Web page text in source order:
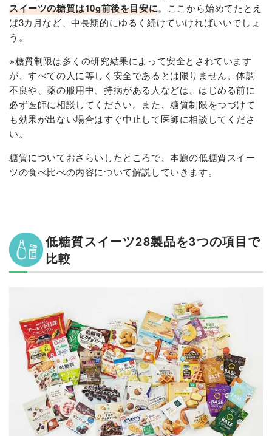
スイーツの糖質は10g前後を目安に。ここから始めてたとえ
ば3カ月など、中長期的にゆるく続けていければいいでしょ
う。
※糖質制限は多くの研究結果によって安全とされています
が、すべての人に等しく安全であるとは限りません。体調
不良や、薬の服用中、持病がある人などは、はじめる前に
必ず医師に相談してください。また、糖質制限をつづけて
も効果が出ない場合はすぐ中止して医師に相談してくださ
い。
糖質についておさらいしたところで、本題の低糖質スイー
ツの食べ比べの内容について解説していきます。
低糖質スイーツ28製品を3つの項目で
比較